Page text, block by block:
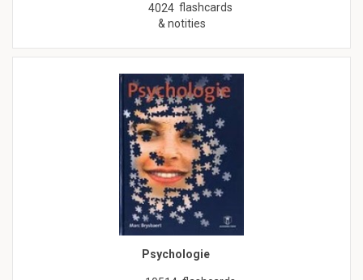
4024 flashcards
& notities
Psychologie